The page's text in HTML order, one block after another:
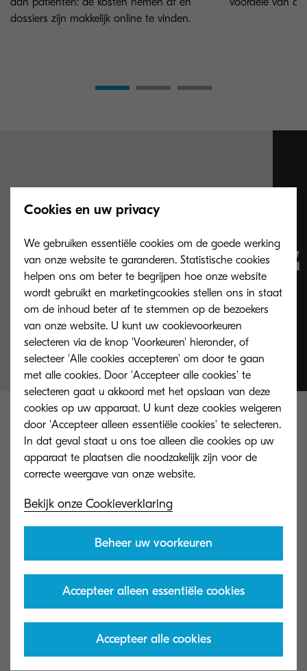
dossiers zijn makkelijk online te vinden.
Automatisering
vereenvoudigt
complexe processen
& concretiseert de
waarde ervan.
Maak uw bedrijf flexibeler,
efficiënter en innovatiever
tot meetbare resultaten te komen, ongeacht de
sector waarin u actief bent. Zo kunnen
hun kerntaken. Bovendien hebben ze toegang tot
de gegevens die nodig zijn om betere
creëren en de ROI te verhogen. De voordelen
hebben vaak een domino-effect binnen de hele
Cookies en uw privacy
We gebruiken essentiële cookies om de goede werking
van onze website te garanderen. Statistische cookies
helpen ons om beter te begrijpen hoe onze website
wordt gebruikt en marketingcookies stellen ons in staat
om de inhoud beter af te stemmen op de bezoekers
van onze website. U kunt uw cookievoorkeuren
selecteren via de knop 'Voorkeuren' hieronder, of
selecteer 'Alle cookies accepteren' om door te gaan
met alle cookies. Door 'Accepteer alle cookies' te
selecteren gaat u akkoord met het opslaan van deze
cookies op uw apparaat. U kunt deze cookies weigeren
door 'Accepteer alleen essentiële cookies' te selecteren.
In dat geval staat u ons toe alleen die cookies op uw
apparaat te plaatsen die noodzakelijk zijn voor de
Bekijk onze Cookieverklaring
Beheer uw voorkeuren
Accepteer alleen essentiële cookies
Accepteer alle cookies